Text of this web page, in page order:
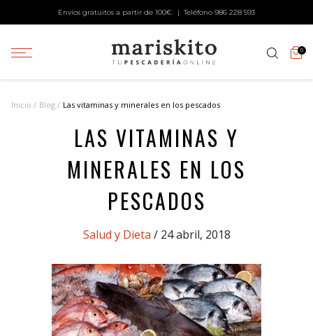
Envíos gratuitos a partir de 100€. | Teléfono 986 228 593
0
Inicio Blog Las vitaminas y minerales en los pescados
LAS VITAMINAS Y
MINERALES EN LOS
PESCADOS
Categories
Salud y Dieta / 24 abril, 2018